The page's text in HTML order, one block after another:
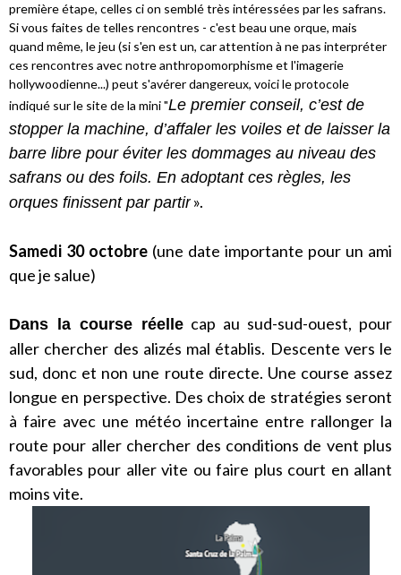
première étape, celles ci on semblé très intéressées par les safrans.
Si vous faites de telles rencontres - c'est beau une orque, mais
quand même, le jeu (si s'en est un, car attention à ne pas interpréter
ces rencontres avec notre anthropomorphisme et l'imagerie
hollywoodienne...) peut s'avérer dangereux, voici le protocole
indiqué sur le site de la mini "Le premier conseil, c’est de
stopper la machine, d’affaler les voiles et de laisser la
barre libre pour éviter les dommages au niveau des
safrans ou des foils. En adoptant ces règles, les
orques finissent par partir ».
Samedi 30 octobre (une date importante pour un ami
que je salue)
Dans la course réelle cap au sud-sud-ouest, pour
aller chercher des alizés mal établis. Descente vers le
sud, donc et non une route directe. Une course assez
longue en perspective. Des choix de stratégies seront
à faire avec une météo incertaine entre rallonger la
route pour aller chercher des conditions de vent plus
favorables pour aller vite ou faire plus court en allant
moins vite.